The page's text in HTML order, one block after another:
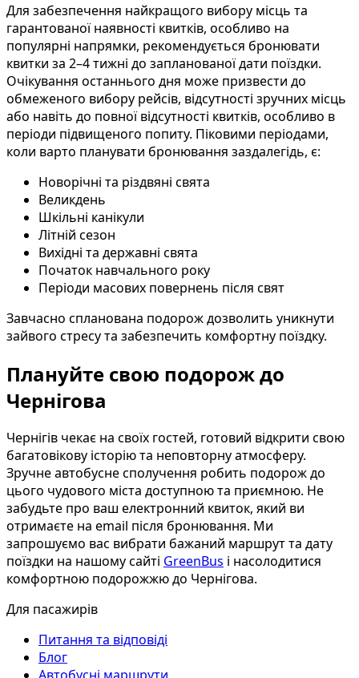
Для забезпечення найкращого вибору місць та
гарантованої наявності квитків, особливо на
популярні напрямки, рекомендується бронювати
квитки за 2–4 тижні до запланованої дати поїздки.
Очікування останнього дня може призвести до
обмеженого вибору рейсів, відсутності зручних місць
або навіть до повної відсутності квитків, особливо в
періоди підвищеного попиту. Піковими періодами,
коли варто планувати бронювання заздалегідь, є:
Новорічні та різдвяні свята
Великдень
Шкільні канікули
Літній сезон
Вихідні та державні свята
Початок навчального року
Періоди масових повернень після свят
Завчасно спланована подорож дозволить уникнути
зайвого стресу та забезпечить комфортну поїздку.
Плануйте свою подорож до
Чернігова
Чернігів чекає на своїх гостей, готовий відкрити свою
багатовікову історію та неповторну атмосферу.
Зручне автобусне сполучення робить подорож до
цього чудового міста доступною та приємною. Не
забудьте про ваш електронний квиток, який ви
отримаєте на email після бронювання. Ми
запрошуємо вас вибрати бажаний маршрут та дату
поїздки на нашому сайті GreenBus і насолодитися
комфортною подорожжю до Чернігова.
Для пасажирів
Питання та відповіді
Блог